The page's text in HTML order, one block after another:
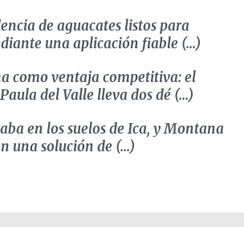
de aguacates listos para
una aplicación fiable (...)
como ventaja competitiva: el
del Valle lleva dos dé (...)
en los suelos de Ica, y Montana
una solución de (...)